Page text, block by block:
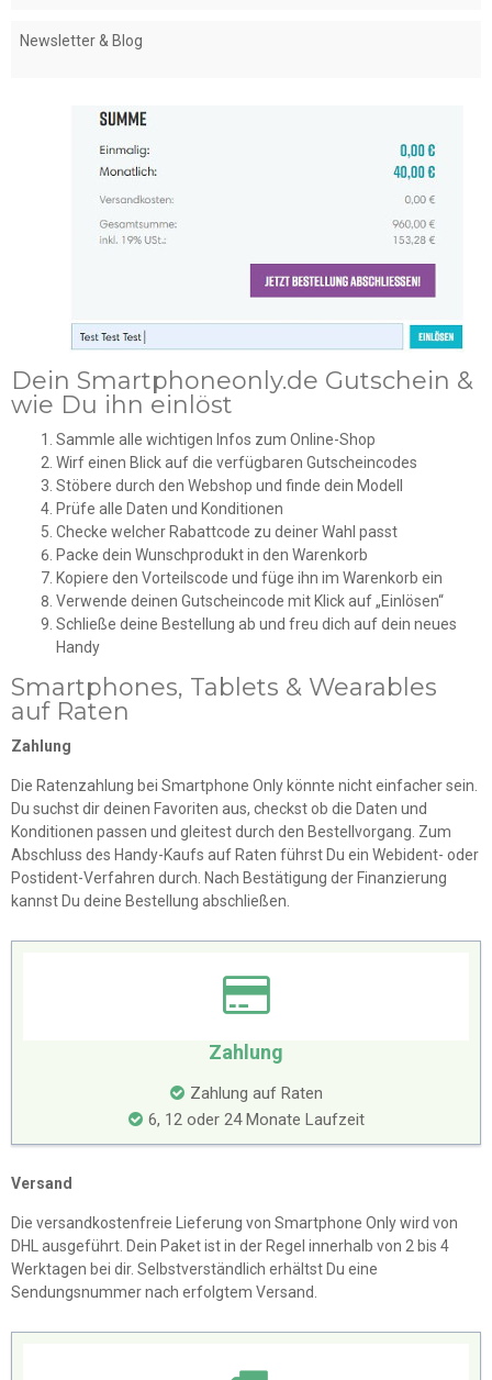
Newsletter & Blog
Dein Smartphoneonly.de Gutschein &
wie Du ihn einlöst
Sammle alle wichtigen Infos zum Online-Shop
Wirf einen Blick auf die verfügbaren Gutscheincodes
Stöbere durch den Webshop und finde dein Modell
Prüfe alle Daten und Konditionen
Checke welcher Rabattcode zu deiner Wahl passt
Packe dein Wunschprodukt in den Warenkorb
Kopiere den Vorteilscode und füge ihn im Warenkorb ein
Verwende deinen Gutscheincode mit Klick auf „Einlösen“
Schließe deine Bestellung ab und freu dich auf dein neues
Handy
Smartphones, Tablets & Wearables
auf Raten
Zahlung
Die Ratenzahlung bei Smartphone Only könnte nicht einfacher sein.
Du suchst dir deinen Favoriten aus, checkst ob die Daten und
Konditionen passen und gleitest durch den Bestellvorgang. Zum
Abschluss des Handy-Kaufs auf Raten führst Du ein Webident- oder
Postident-Verfahren durch. Nach Bestätigung der Finanzierung
kannst Du deine Bestellung abschließen.
Zahlung
Zahlung auf Raten
6, 12 oder 24 Monate Laufzeit
Versand
Die versandkostenfreie Lieferung von Smartphone Only wird von
DHL ausgeführt. Dein Paket ist in der Regel innerhalb von 2 bis 4
Werktagen bei dir. Selbstverständlich erhältst Du eine
Sendungsnummer nach erfolgtem Versand.